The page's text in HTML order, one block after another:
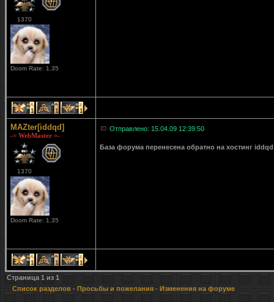
1370
Doom Rate: 1.35
1 1 1
MAZter[iddqd]
-= WebMaster =-
1370
Doom Rate: 1.35
Отправлено: 15.04.09 12:39:50
База форума перенесена обратно на хостинг
1 1 1
Страница 1из 1
Список разделов - Просьбы и пожелания - Изменения на форуме